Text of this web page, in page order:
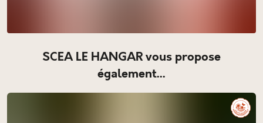
SCEA LE HANGAR vous propose
également...